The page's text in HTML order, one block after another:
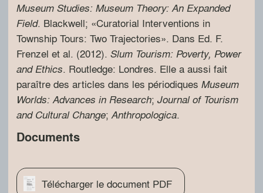
Museum Studies: Museum Theory: An Expanded
Field. Blackwell; «Curatorial Interventions in
Township Tours: Two Trajectories». Dans Ed. F.
Frenzel et al. (2012).Slum Tourism: Poverty, Power
and Ethics. Routledge: Londres. Elle a aussi fait
paraître des articles dans les périodiquesMuseum
Worlds: Advances in Research;Journal of Tourism
and Cultural Change;Anthropologica.
Documents
Télécharger le document PDF